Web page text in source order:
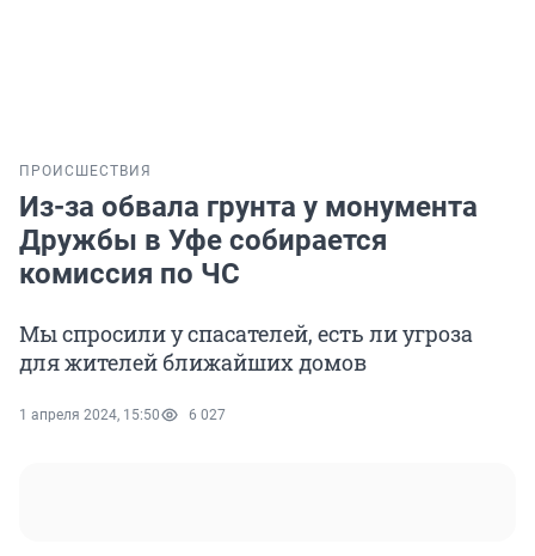
ПРОИСШЕСТВИЯ
Из-за обвала грунта у монумента
Дружбы в Уфе собирается
комиссия по ЧС
Мы спросили у спасателей, есть ли угроза
для жителей ближайших домов
1 апреля 2024, 15:50 6 027